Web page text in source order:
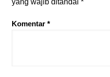
Komentar *